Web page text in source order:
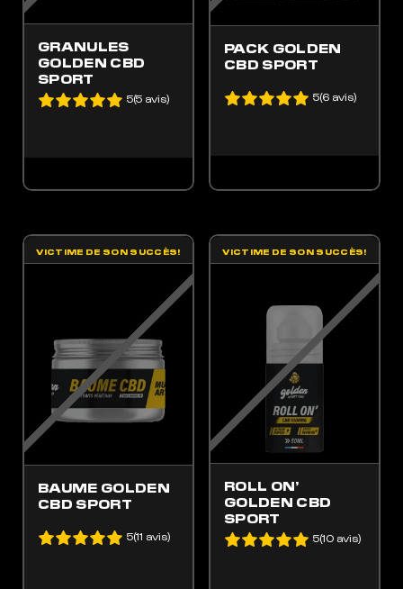
GRANULES
GOLDEN CBD
SPORT
5(5 avis)
PACK GOLDEN
CBD SPORT
5(6 avis)
BAUME GOLDEN
CBD SPORT
5(11 avis)
VICTIME DE SON SUCCÈS!
OPTIONS PEUVENT ÊTRE CHOISIES SUR LA PAGE DU PRODUIT
ROLL ON’
GOLDEN CBD
SPORT
5(10 avis)
VICTIME DE SON SUCCÈS!
PRODUIT A PLUSIEURS VARIATIONS. LES OPTIONS PEUVENT ÊTRE CHOISIES SUR LA